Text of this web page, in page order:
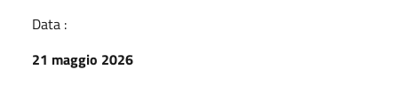
Data :
21 maggio 2026